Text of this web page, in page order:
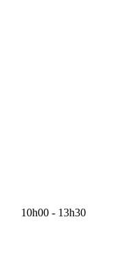
10h00 - 13h30